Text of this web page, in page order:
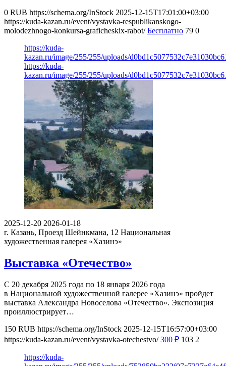
0 RUB https://schema.org/InStock 2025-12-15T17:01:00+03:00
https://kuda-kazan.ru/event/vystavka-respublikanskogo-
molodezhnogo-konkursa-graficheskix-rabot/ Бесплатно 79 0
https://kuda-
kazan.ru/image/255/255/uploads/
https://kuda-
kazan.ru/image/255/255/uploads/
2025-12-20 2026-01-18
г. Казань, Проезд Шейнкмана, 12 Национальная
художественная галерея «Хазинэ»
Выставка «Отечество»
С 20 декабря 2025 года по 18 января 2026 года
в Национальной художественной галерее «Хазинэ» пройдет
выставка Александра Новоселова «Отечество». Экспозиция
проиллюстрирует…
150 RUB https://schema.org/InStock 2025-12-15T16:57:00+03:00
https://kuda-kazan.ru/event/vystavka-otechestvo/ 300 ₽ 103 2
https://kuda-